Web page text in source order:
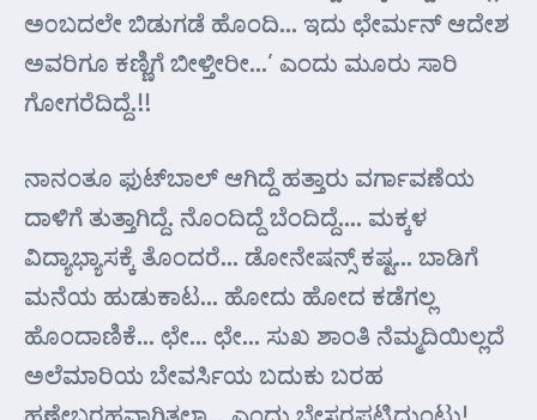
ಅ೦ಬದಲೇ ಬಿಡುಗಡೆ ಹೊಂದಿ… ಇದು ಛೇರ್ಮನ್ ಆದೇಶ
ಅವರಿಗೂ ಕಣ್ಣಿಗೆ ಬೀಳ್ತೀರೀ…’ ಎಂದು ಮೂರು ಸಾರಿ
ಗೋಗರೆದಿದ್ದೆ.!!
ನಾನಂತೂ ಫುಟ್‌ಬಾಲ್ ಆಗಿದ್ದೆ ಹತ್ತಾರು ವರ್ಗಾವಣೆಯ
ದಾಳಿಗೆ ತುತ್ತಾಗಿದ್ದೆ. ನೊಂದಿದ್ದೆ ಬೆಂದಿದ್ದೆ…. ಮಕ್ಕಳ
ವಿದ್ಯಾಭ್ಯಾಸಕ್ಕೆ ತೊಂದರೆ… ಡೋನೇಷನ್ಸ್ ಕಷ್ಟ… ಬಾಡಿಗೆ
ಮನೆಯ ಹುಡುಕಾಟ… ಹೋದು ಹೋದ ಕಡೆಗಲ್ಲ
ಹೊಂದಾಣಿಕೆ… ಛೇ… ಛೇ… ಸುಖ ಶಾಂತಿ ನೆಮ್ಮದಿಯಿಲ್ಲದೆ
ಅಲೆಮಾರಿಯ ಬೇವರ್ಸಿಯ ಬದುಕು ಬರಹ